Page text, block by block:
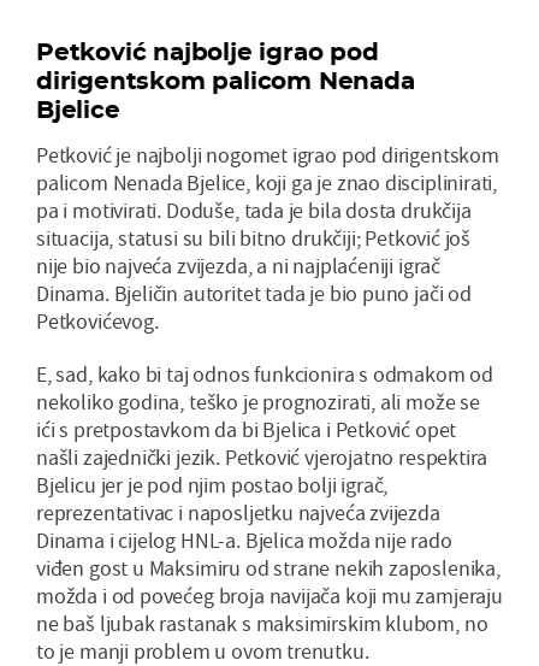
Petković najbolje igrao pod
dirigentskom palicom Nenada
Bjelice
Petković je najbolji nogomet igrao pod dirigentskom
palicom Nenada Bjelice, koji ga je znao disciplinirati,
pa i motivirati. Doduše, tada je bila dosta drukčija
situacija, statusi su bili bitno drukčiji; Petković još
nije bio najveća zvijezda, a ni najplaćeniji igrač
Dinama. Bjeličin autoritet tada je bio puno jači od
Petkovićevog.
E, sad, kako bi taj odnos funkcionira s odmakom od
nekoliko godina, teško je prognozirati, ali može se
ići s pretpostavkom da bi Bjelica i Petković opet
našli zajednički jezik. Petković vjerojatno respektira
Bjelicu jer je pod njim postao bolji igrač,
reprezentativac i naposljetku najveća zvijezda
Dinama i cijelog HNL-a. Bjelica možda nije rado
viđen gost u Maksimiru od strane nekih zaposlenika,
možda i od povećeg broja navijača koji mu zamjeraju
ne baš ljubak rastanak s maksimirskim klubom, no
to je manji problem u ovom trenutku.